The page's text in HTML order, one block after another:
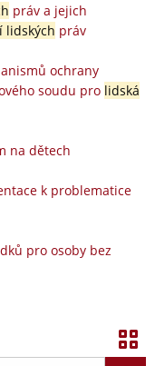
práv a jejich
lidských práv
ochrany
soudu pro lidská
na dětech
k problematice
pro osoby bez